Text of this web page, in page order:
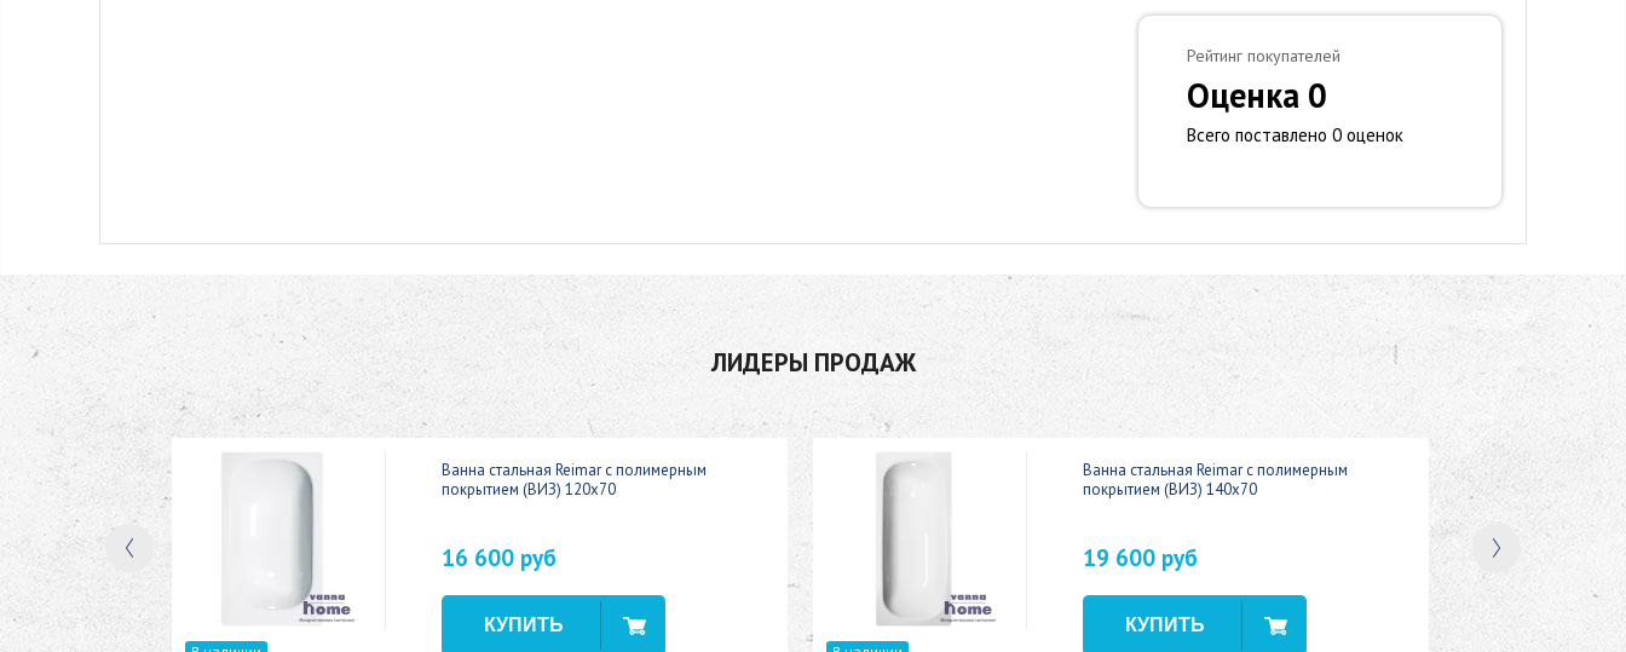
Рейтинг покупателей
Оценка 0
Всего поставлено 0 оценок
ЛИДЕРЫ ПРОДАЖ
150x70
Ванна стальная Reimar с полимерным
покрытием (ВИЗ) 120x70
16 600 руб
Ванна стальная Reimar с полимерным
покрытием (ВИЗ) 140x70
19 600 руб